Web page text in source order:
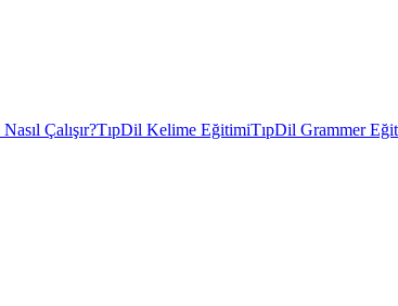
Çalışır?TıpDil Kelime EğitimiTıpDil Grammer